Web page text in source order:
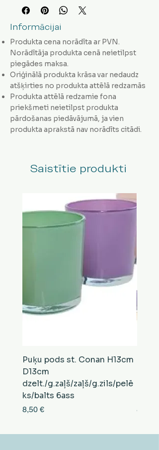
Informācijai
Produkta cena norādīta ar PVN.
Norādītāja produkta cenā neietilpst
piegādes maksa.
Oriģinālā produkta krāsa var nedaudz
atšķirties no produkta attēlā redzamās
Produkta attēlā redzamie fona
priekšmeti neietilpst produkta
pārdošanas piedāvājumā, ja vien
produkta aprakstā nav norādīts citādi.
Saistītie produkti
Puķu pods st. Conan H13cm
D13cm
dzelt./g.zaļš/zaļš/g.zils/pelē
ks/balts 6ass
Cena
8,50 € Cena
8,50 €